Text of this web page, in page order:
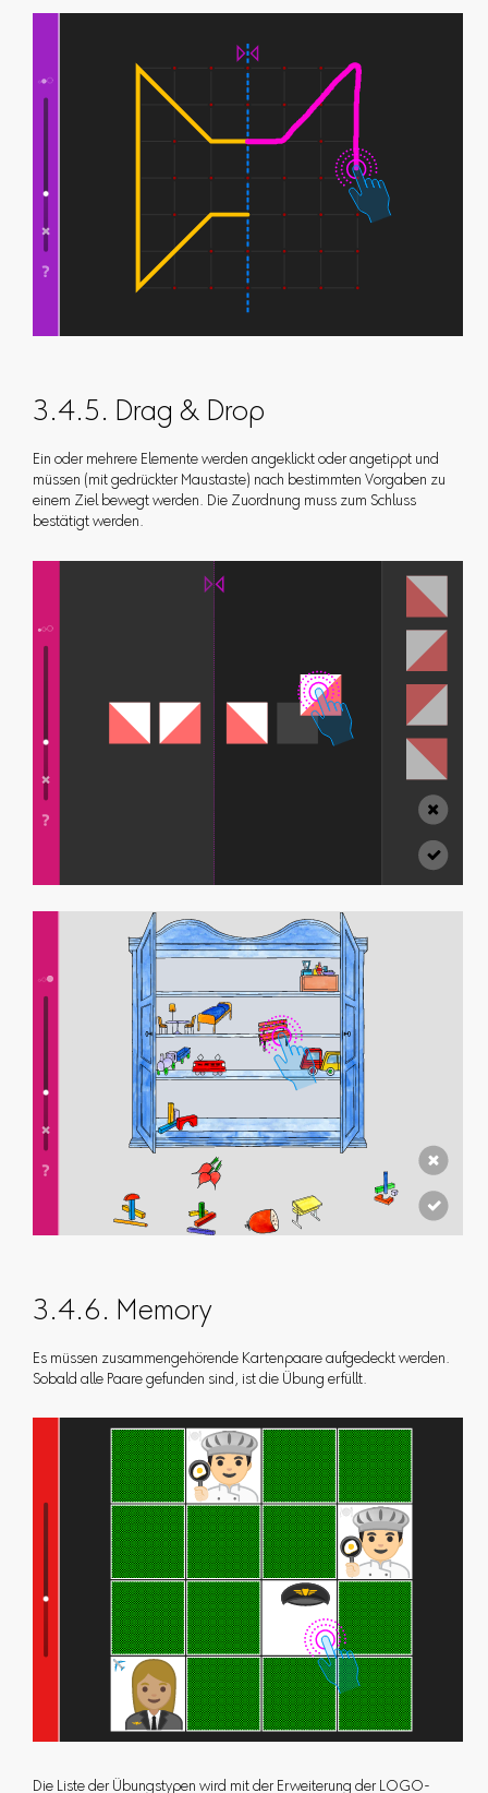
3.4.5. Drag & Drop
Ein oder mehrere Elemente werden angeklickt oder angetippt und
müssen (mit gedrückter Maustaste) nach bestimmten Vorgaben zu
einem Ziel bewegt werden. Die Zuordnung muss zum Schluss
bestätigt werden.
3.4.6. Memory
Es müssen zusammengehörende Kartenpaare aufgedeckt werden.
Sobald alle Paare gefunden sind, ist die Übung erfüllt.
Die Liste der Übungstypen wird mit der Erweiterung der LOGO-